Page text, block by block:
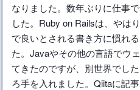
なりました。数年ぶりに仕事
した。Ruby on Railsは、やは
で良いとされる書き方に慣れ
た。Javaやその他の言語でウ
てきたのですが、別世界でし
ろ手を入れました。Qiitaに記